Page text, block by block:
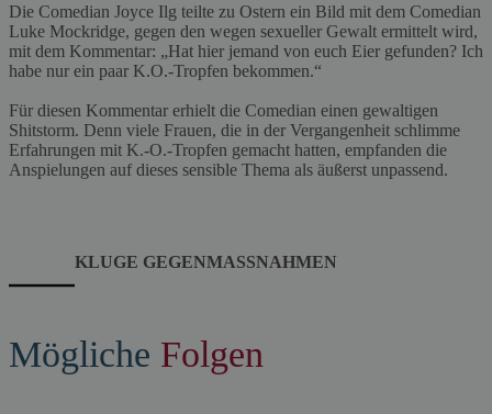
Die Comedian Joyce Ilg teilte zu Ostern ein Bild mit dem Comedian
Luke Mockridge, gegen den wegen sexueller Gewalt ermittelt wird,
mit dem Kommentar: „Hat hier jemand von euch Eier gefunden? Ich
habe nur ein paar K.O.-Tropfen bekommen.“
Für diesen Kommentar erhielt die Comedian einen gewaltigen
Shitstorm. Denn viele Frauen, die in der Vergangenheit schlimme
Erfahrungen mit K.-O.-Tropfen gemacht hatten, empfanden die
Anspielungen auf dieses sensible Thema als äußerst unpassend.
KLUGE GEGENMASSNAHMEN
Mögliche Folgen